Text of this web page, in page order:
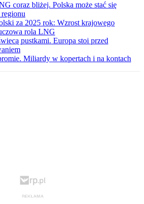
coraz bliżej. Polska może stać się
za 2025 rok: Wzrost krajowego
rola LNG
pustkami. Europa stoi przed
Miliardy w kopertach i na kontach